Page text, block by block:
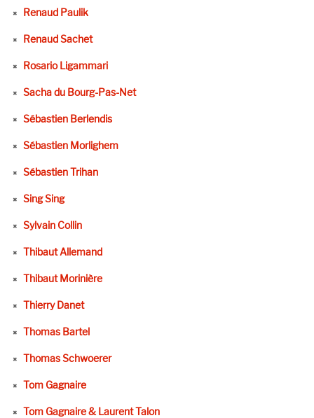
Renaud Paulik
Renaud Sachet
Rosario Ligammari
Sacha du Bourg-Pas-Net
Sébastien Berlendis
Sébastien Morlighem
Sébastien Trihan
Sing Sing
Sylvain Collin
Thibaut Allemand
Thibaut Morinière
Thierry Danet
Thomas Bartel
Thomas Schwoerer
Tom Gagnaire
Tom Gagnaire & Laurent Talon